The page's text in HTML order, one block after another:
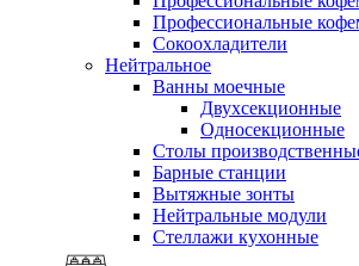
Профессиональные
Сокоохладители
Нейтральное
Ванны моечные
Двухсекционные
Односекционные
Столы
Барные станции
Вытяжные зонты
Нейтральные модули
Стеллажи кухонные